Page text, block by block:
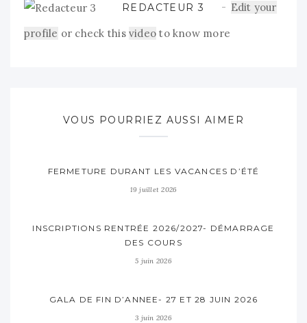
REDACTEUR 3
Edit your
profile or check this video to know more
VOUS POURRIEZ AUSSI AIMER
FERMETURE DURANT LES VACANCES D’ÉTÉ
19 juillet 2026
INSCRIPTIONS RENTRÉE 2026/2027- DÉMARRAGE
DES COURS
5 juin 2026
GALA DE FIN D’ANNEE- 27 ET 28 JUIN 2026
3 juin 2026